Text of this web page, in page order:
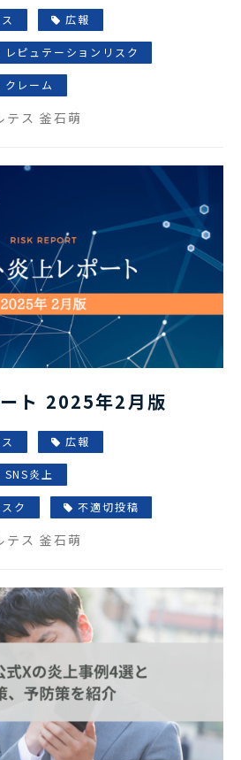
広報
レピュテーションリスク
クレーム
テス 釜石萌
ト 2025年2月版
広報
SNS炎上
ク 不適切投稿
テス 釜石萌